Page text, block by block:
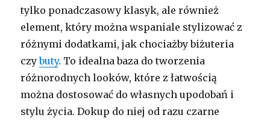
tylko ponadczasowy klasyk, ale również
element, który można wspaniale stylizować z
różnymi dodatkami, jak chociażby biżuteria
czybuty. To idealna baza do tworzenia
różnorodnych looków, które z łatwością
można dostosować do własnych upodobań i
stylu życia. Dokup do niej od razu czarne